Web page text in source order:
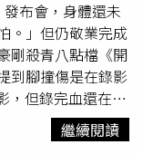
布會，身體還未
。」但仍敬業完成
剛殺青八點檔《開
到腳撞傷是在錄影
，但錄完血還在
結束回台北當晚，
燒，又進醫院吊點
繼續閱讀